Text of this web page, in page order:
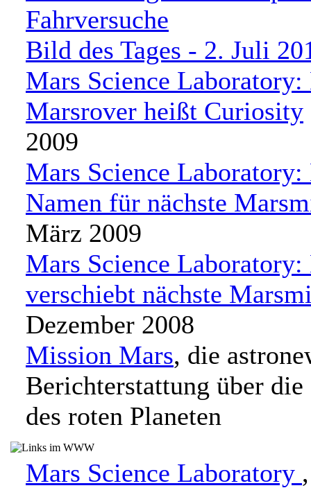
Fahrversuche
Bild des Tages - 2. Juli
Mars Science Laboratory:
Marsrover heißt Curiosity
2009
Mars Science
Namen für nächste
März 2009
Mars Science
verschiebt nächste
Dezember 2008
Mission Mars, die
Berichterstattung über
des roten Planeten
Mars Science Laboratory